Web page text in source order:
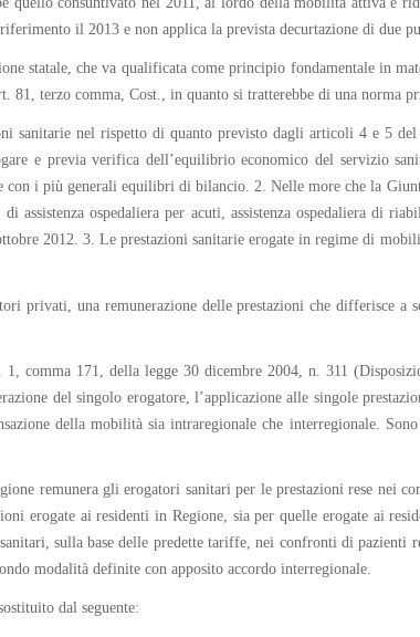
il 2013 e non applica la prevista decurtazione di due
statale, che va qualificata come principio fondamentale in
81, terzo comma, Cost., in quanto si tratterebbe di una norma
sanitarie nel rispetto di quanto previsto dagli articoli 4 e 5
e previa verifica dell’equilibrio economico del servizio
con i più generali equilibri di bilancio. 2. Nelle more che la
ospedaliera per acuti, assistenza ospedaliera di
2012. 3. Le prestazioni sanitarie erogate in regime di
privati, una remunerazione delle prestazioni che differisce a
comma 171, della legge 30 dicembre 2004, n. 311
del singolo erogatore, l’applicazione alle singole
della mobilità sia intraregionale che interregionale.
remunera gli erogatori sanitari per le prestazioni rese nei
erogate ai residenti in Regione, sia per quelle erogate ai
sulla base delle predette tariffe, nei confronti di pazienti
modalità definite con apposito accordo interregionale.
dal seguente: